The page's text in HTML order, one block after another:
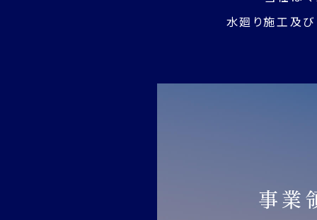
水廻り施工及び
事業